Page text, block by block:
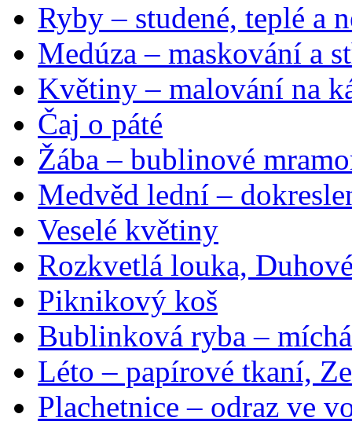
Ryby – studené, teplé a
Medúza – maskování a
Květiny – malování na
Čaj o páté
Žába – bublinové
Medvěd lední –
Veselé květiny
Rozkvetlá louka,
Piknikový koš
Bublinková ryba –
Léto – papírové tkaní,
Plachetnice – odraz ve